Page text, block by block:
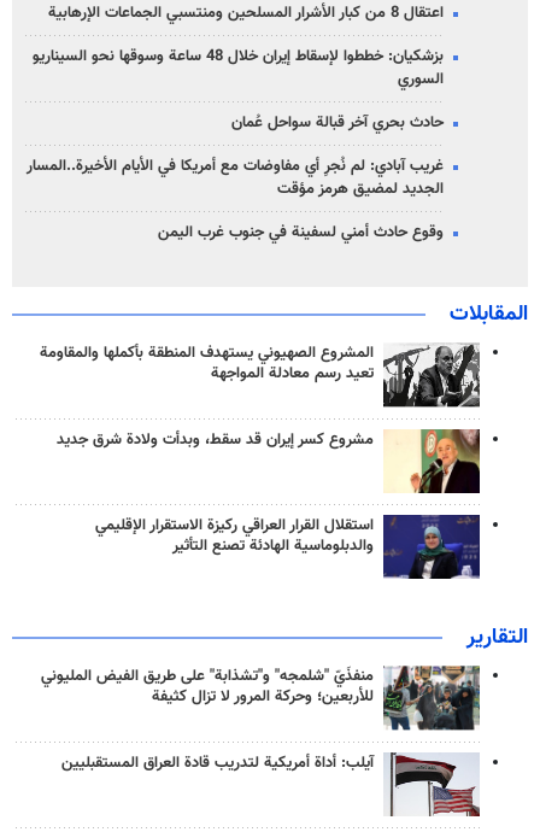
اعتقال 8 من كبار الأشرار المسلحين ومنتسبي الجماعات الإرهابية
بزشكيان: خططوا لإسقاط إيران خلال 48 ساعة وسوقها نحو السيناريو
السوري
حادث بحري آخر قبالة سواحل عُمان
غريب آبادي: لم نُجرِ أي مفاوضات مع أمريكا في الأيام الأخيرة..المسار
الجديد لمضيق هرمز مؤقت
وقوع حادث أمني لسفينة في جنوب غرب اليمن
المقابلات
المشروع الصهيوني يستهدف المنطقة بأكملها والمقاومة
تعيد رسم معادلة المواجهة
مشروع كسر إيران قد سقط، وبدأت ولادة شرق جديد
استقلال القرار العراقي ركيزة الاستقرار الإقليمي
والدبلوماسية الهادئة تصنع التأثير
التقارير
منفذَيّ "شلمجه" و"تشذابة" على طريق الفيض المليوني
للأربعين؛ وحركة المرور لا تزال كثيفة
آيلب: أداة أمريكية لتدريب قادة العراق المستقبليين